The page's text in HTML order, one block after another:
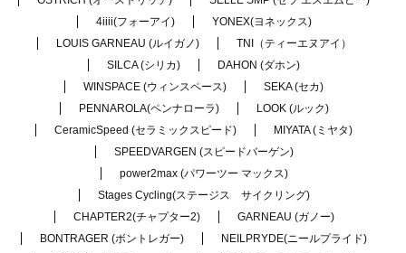
4iiii(フォーアイ)
YONEX(ヨネックス)
LOUIS GARNEAU (ルイガノ)
TNI（ティーエヌアイ）
SILCA (シリカ)
DAHON (ダホン)
WINSPACE (ウィンスペース)
SEKA (セカ)
PENNAROLA(ペンナローラ)
LOOK (ルック)
CeramicSpeed (セラミックスピード)
MIYATA (ミヤタ)
SPEEDVARGEN (スピードバーゲン)
power2max (パワーツー マックス)
Stages Cycling(ステージス サイクリング)
CHAPTER2(チャプター2)
GARNEAU (ガノー)
BONTRAGER (ボントレガー)
NEILPRYDE(ニールプライド)